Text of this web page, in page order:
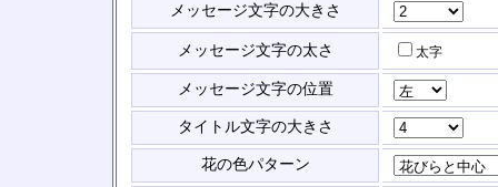
メッセージ文字の大きさ
メッセージ文字の太さ 太字
メッセージ文字の位置
タイトル文字の大きさ
花の色パターン